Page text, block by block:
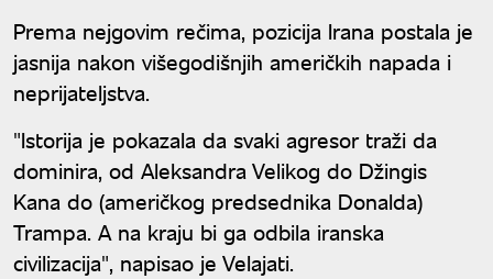
Prema nejgovim rečima, pozicija Irana postala je
jasnija nakon višegodišnjih američkih napada i
neprijateljstva.
"Istorija je pokazala da svaki agresor traži da
dominira, od Aleksandra Velikog do Džingis
Kana do (američkog predsednika Donalda)
Trampa. A na kraju bi ga odbila iranska
civilizacija", napisao je Velajati.